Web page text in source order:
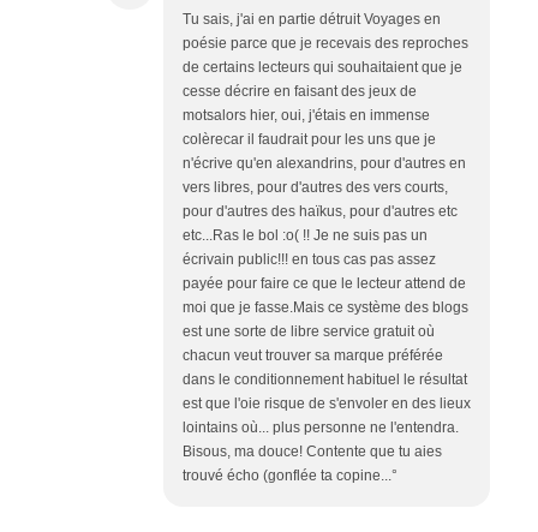
Tu sais, j'ai en partie détruit Voyages en
poésie parce que je recevais des reproches
de certains lecteurs qui souhaitaient que je
cesse décrire en faisant des jeux de
motsalors hier, oui, j'étais en immense
colèrecar il faudrait pour les uns que je
n'écrive qu'en alexandrins, pour d'autres en
vers libres, pour d'autres des vers courts,
pour d'autres des haïkus, pour d'autres etc
etc...Ras le bol :o( !! Je ne suis pas un
écrivain public!!! en tous cas pas assez
payée pour faire ce que le lecteur attend de
moi que je fasse.Mais ce système des blogs
est une sorte de libre service gratuit où
chacun veut trouver sa marque préférée
dans le conditionnement habituel le résultat
est que l'oie risque de s'envoler en des lieux
lointains où... plus personne ne l'entendra.
Bisous, ma douce! Contente que tu aies
trouvé écho (gonflée ta copine...°